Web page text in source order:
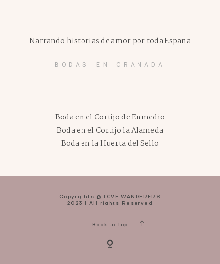
BODAS EN GRANADA
Boda en el Cortijo de Enmedio
Narrando historias de amor por toda España
Boda en el Cortijo la Alameda
Boda en la Huerta del Sello
Copyrights © LOVE WANDERERS
2023 | All rights Reserved
Back to Top